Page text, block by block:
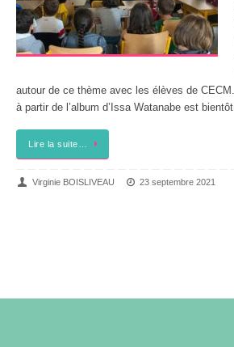
autour de ce thème avec les élèves de
à partir de l’album d’Issa Watanabe est
Lire la suite…
Virginie BOISLIVEAU 23 septembre 2021